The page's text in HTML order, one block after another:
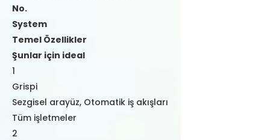
No.
System
Temel Özellikler
Şunlar için ideal
1
Grispi
Sezgisel arayüz, Otomatik iş akışları
Tüm işletmeler
2